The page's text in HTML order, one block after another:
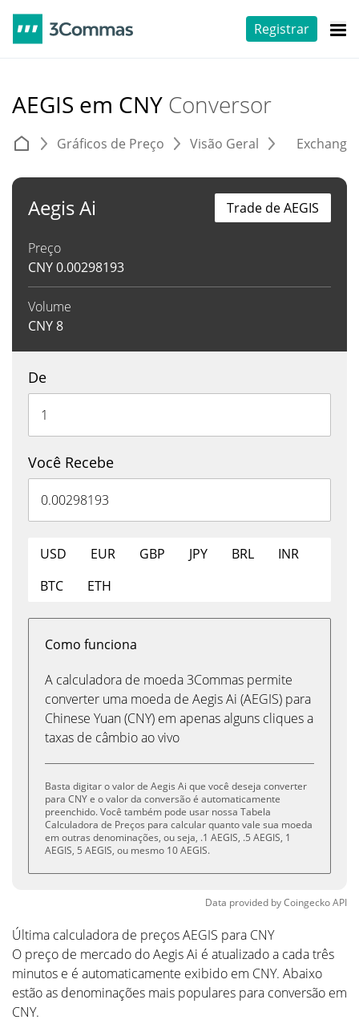
Registrar
AEGIS em CNY Conversor
Gráficos de Preço Visão Geral
Aegis Ai
Preço
CNY0.00298193
Volume
CNY8
Trade de AEGIS
De
Você Recebe
USD EUR GBP JPY BRL
INR
BTC
ETH
Como funciona
A calculadora de moeda 3Commas permite
converter uma moeda de Aegis Ai (AEGIS) para
Chinese Yuan (CNY) em apenas alguns cliques a
taxas de câmbio ao vivo
Basta digitar o valor de Aegis Ai que você deseja converter
para CNY e o valor da conversão é automaticamente
preenchido. Você também pode usar nossa Tabela
Calculadora de Preços para calcular quanto vale sua moeda
em outras denominações, ou seja, .1 AEGIS, .5 AEGIS, 1
AEGIS, 5 AEGIS, ou mesmo 10 AEGIS.
Data provided byCoingeckoAPI
Última calculadora de preços AEGIS para CNY
O preço de mercado do Aegis Ai é atualizado a cada três
minutos e é automaticamente exibido em CNY. Abaixo
estão as denominações mais populares para conversão em
CNY.